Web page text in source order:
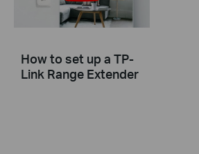
How to set up a TP-
Link Range Extender